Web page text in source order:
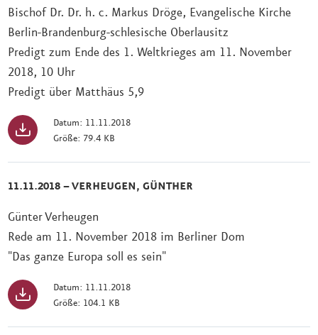
Bischof Dr. Dr. h. c. Markus Dröge, Evangelische Kirche
Berlin-Brandenburg-schlesische Oberlausitz
Predigt zum Ende des 1. Weltkrieges am 11. November
2018, 10 Uhr
Predigt über Matthäus 5,9
Datum: 11.11.2018
Größe: 79.4 KB
11.11.2018 – VERHEUGEN, GÜNTHER
Günter Verheugen
Rede am 11. November 2018 im Berliner Dom
"Das ganze Europa soll es sein"
Datum: 11.11.2018
Größe: 104.1 KB